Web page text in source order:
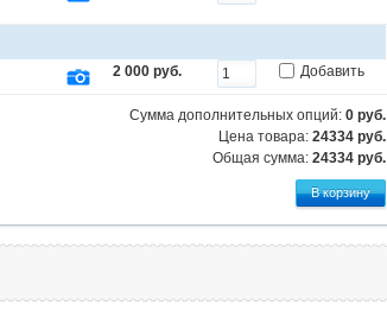
2 000 руб. Добавить
Сумма дополнительных опций: 0 руб.
Цена товара: 24334 руб.
Общая сумма: 24334 руб.